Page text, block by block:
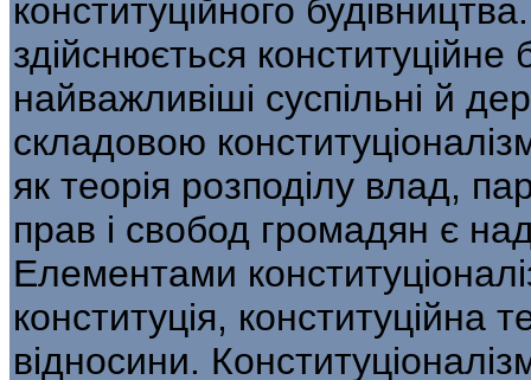
конституційного
здійснюється
найважливіші суспільні й
складовою
як теорія розподілу влад,
прав і свобод громадян є
Елементами
конституція, конституційна
відносини.